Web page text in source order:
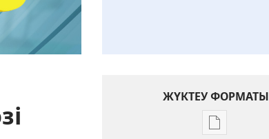
ЖҮКТЕУ ФОРМАТЫ
Әдебиет